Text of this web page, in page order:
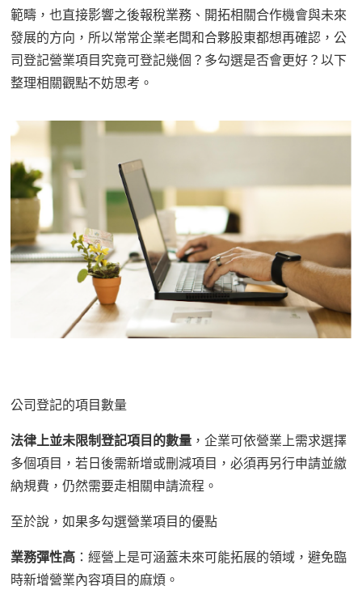
範疇，也直接影響之後報稅業務 、 開拓相關合作機會與未來
發展的方向 ，所以常常企業老闆和合夥股東都想再確認 ，公
司登記營業項目究竟可登記幾個？多勾選是否會更好？以下
整理相關觀點不妨思考 。
公司登記的項目數量
法律 上並未限制登記項目的數量 ，企業可依營業上需求選擇
多個項目 ，若日後需新增或刪減項目，必須再另行申請並繳
納規費，仍然需要走相關申請流程。
至於說，如果多勾選營業項目的優點
業務彈性高 ：經營上是可涵蓋未來可能拓展的領域，避免臨
時新增營業內容項目 的麻煩。